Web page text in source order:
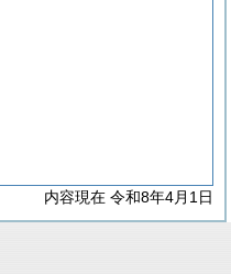
内容現在 令和8年4月1日